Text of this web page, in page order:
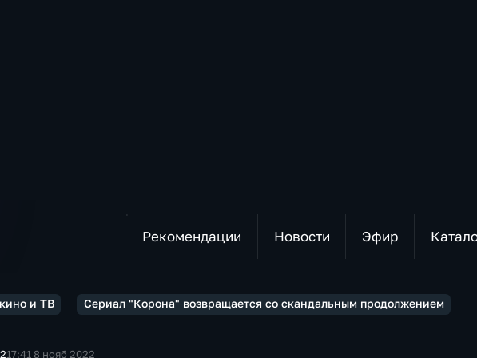
Рекомендации Новости Эфир
и ТВ Сериал "Корона" возвращается со скандальным продолжением
17:41 8 нояб 2022